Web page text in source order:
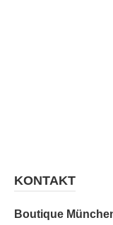
KONTAKT
Boutique